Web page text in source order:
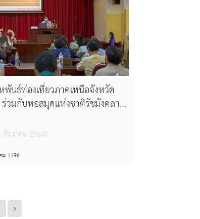
นธ์ท่องเที่ยวภาคเหนือจังหวัด
ร่วมกับหอสมุดแห่งชาติรัชมังคลา
พุทธศิลป์ล้านนาเพื่อการนำเที่ยว
นวาคม 2564)
ม 1196
›